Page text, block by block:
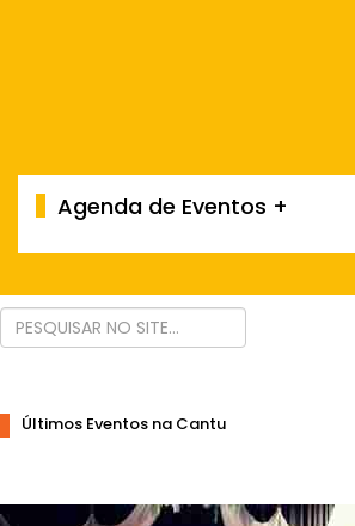
Agenda de Eventos +
Últimos Eventos na Cantu